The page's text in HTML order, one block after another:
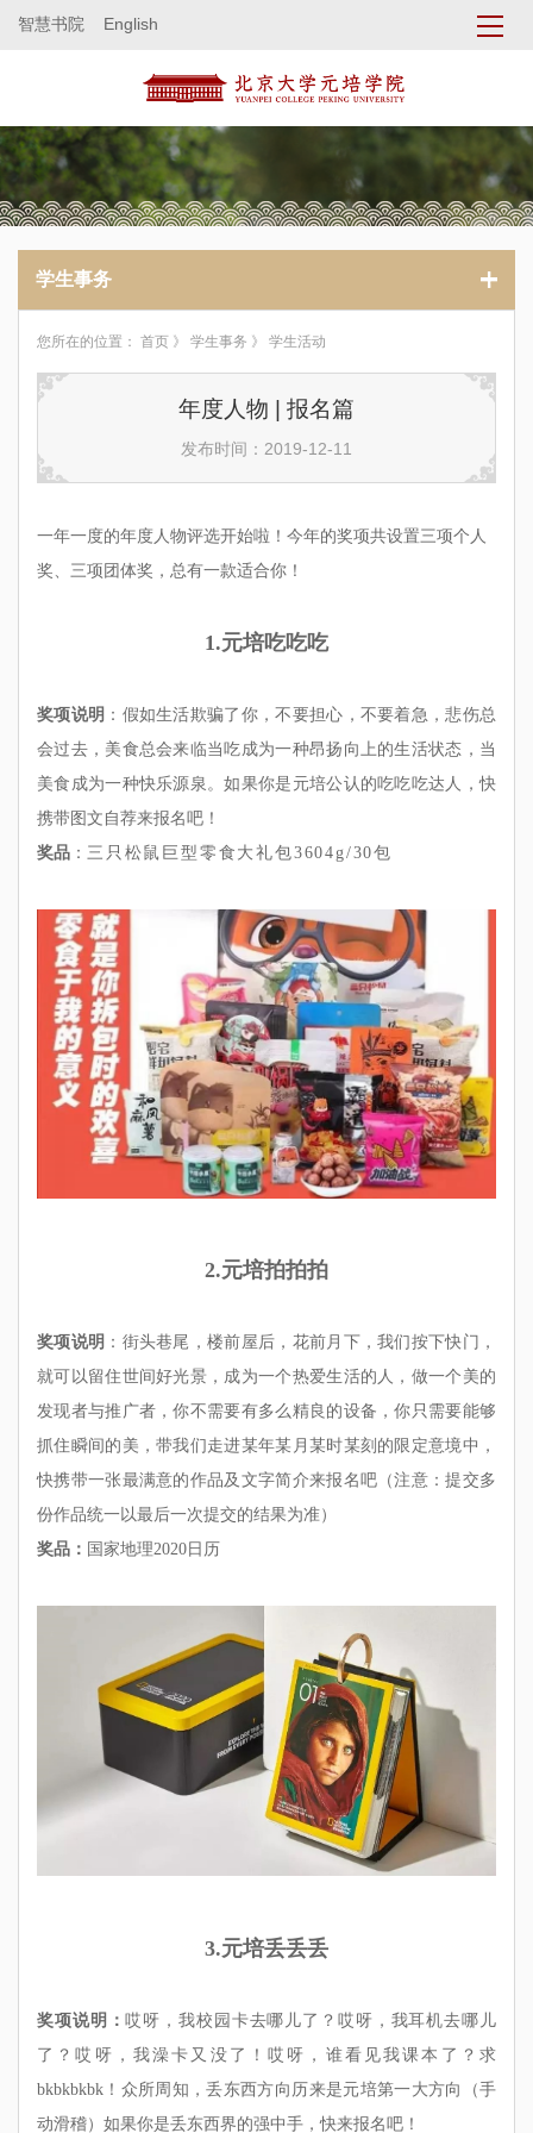
智慧书院 English
学生事务
您所在的位置： 首页 》 学生事务 》 学生活动
年度人物 | 报名篇
发布时间：2019-12-11
一年一度的年度人物评选开始啦！今年的奖项共设置三项个人
奖、三项团体奖，总有一款适合你！
1.元培吃吃吃
奖项说明 ：假如生活欺骗了你，不要担心，不要着急，悲伤总
会过去，美食总会来临当吃成为一种昂扬向上的生活状态，当
美食成为一种快乐源泉。如果你是元培公认的吃吃吃达人，快
携带图文自荐来报名吧！
奖品 ： 三只松鼠巨型零食大礼包3604g/30包
2.元培拍拍拍
奖项说明 ：街头巷尾，楼前屋后，花前月下，我们按下快门，
就可以留住世间好光景，成为一个热爱生活的人，做一个美的
发现者与推广者，你不需要有多么精良的设备，你只需要能够
抓住瞬间的美，带我们走进某年某月某时某刻的限定意境中，
快携带一张最满意的作品及文字简介来报名吧（注意：提交多
份作品统一以最后一次提交的结果为准）
奖品： 国家地理2020日历
3.元培丢丢丢
奖项说明：哎呀，我校园卡去哪儿了？哎呀，我耳机去哪儿
了？哎呀，我澡卡又没了！哎呀，谁看见我课本了？求
bkbkbkbk！众所周知，丢东西方向历来是元培第一大方向（手
动滑稽）如果你是丢东西界的强中手，快来报名吧！